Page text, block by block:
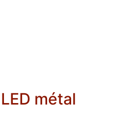
métal